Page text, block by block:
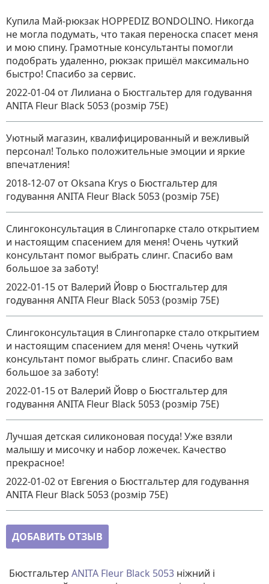
Купила Май-рюкзак HOPPEDIZ BONDOLINO. Никогда
не могла подумать, что такая переноска спасет меня
и мою спину. Грамотные консультанты помогли
подобрать удаленно, рюкзак пришёл максимально
быстро! Спасибо за сервис.
2022-01-04 от Лилиана о Бюстгальтер для годування
ANITA Fleur Black 5053 (розмір 75E)
Уютный магазин, квалифицированный и вежливый
персонал! Только положительные эмоции и яркие
впечатления!
2018-12-07 от Oksana Krys о Бюстгальтер для
годування ANITA Fleur Black 5053 (розмір 75E)
Слингоконсультация в Слингопарке стало открытием
и настоящим спасением для меня! Очень чуткий
консультант помог выбрать слинг. Спасибо вам
большое за заботу!
2022-01-15 от Валерий Йовр о Бюстгальтер для
годування ANITA Fleur Black 5053 (розмір 75E)
Слингоконсультация в Слингопарке стало открытием
и настоящим спасением для меня! Очень чуткий
консультант помог выбрать слинг. Спасибо вам
большое за заботу!
2022-01-15 от Валерий Йовр о Бюстгальтер для
годування ANITA Fleur Black 5053 (розмір 75E)
Лучшая детская силиконовая посуда! Уже взяли
малышу и мисочку и набор ложечек. Качество
прекрасное!
2022-01-02 от Евгения о Бюстгальтер для годування
ANITA Fleur Black 5053 (розмір 75E)
ДОБАВИТЬ ОТЗЫВ
Бюстгальтер ANITA Fleur Black 5053 ніжний і